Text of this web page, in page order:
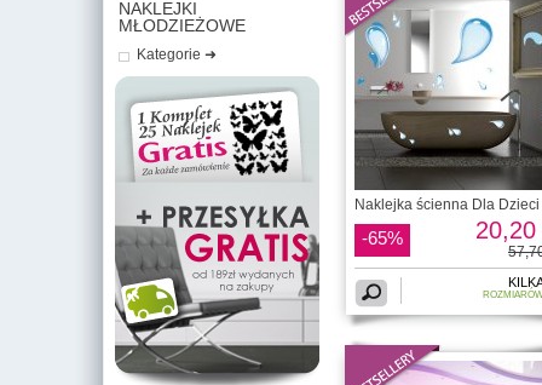
NAKLEJKI
MŁODZIEŻOWE
Kategorie ➜
Naklejka ścienna Dla Dzieci
-65% 20,20